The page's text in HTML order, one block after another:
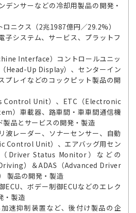
デンサーなどの冷却用製品の開発・
ニクス（2兆1987億円／29.2%）
子システム、サービス、プラットフ
Interface）コントロールユニッ
Head-Up Display）、センターイン
プレイなどのコックピット製品の開
Control Unit）、ETC（Electronic
）車載器、路車間・車車間通信機
製品とサービスの開発・製造
波レーダー、ソナーセンサー、自動
Control Unit）、エアバッグ用セン
Driver Status Monitor）などの
）＆ADAS（Advanced Driver
製品の開発・製造
ECU、ボデー制御ECUなどのエレク
・製造
速抑制装置など、後付け製品の企